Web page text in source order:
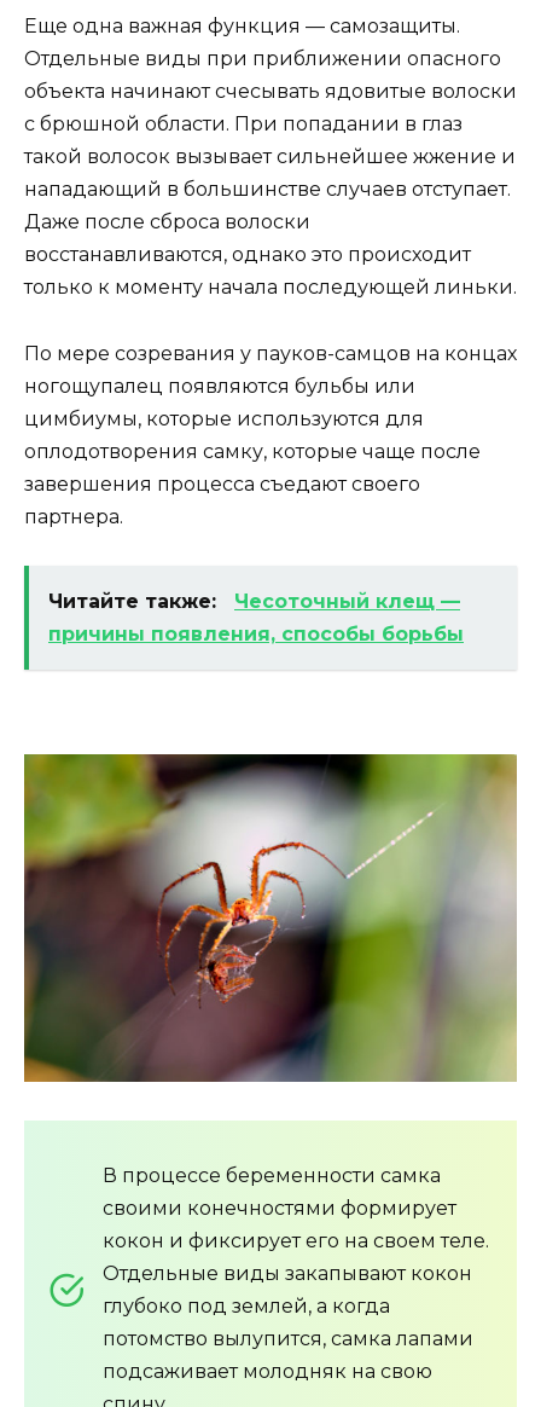
Еще одна важная функция — самозащиты.
Отдельные виды при приближении опасного
объекта начинают счесывать ядовитые волоски
с брюшной области. При попадании в глаз
такой волосок вызывает сильнейшее жжение и
нападающий в большинстве случаев отступает.
Даже после сброса волоски
восстанавливаются, однако это происходит
только к моменту начала последующей линьки.
По мере созревания у пауков-самцов на концах
ногощупалец появляются бульбы или
цимбиумы, которые используются для
оплодотворения самку, которые чаще после
завершения процесса съедают своего
партнера.
Читайте также:
Чесоточный клещ —
причины появления, способы борьбы
В процессе беременности самка
своими конечностями формирует
кокон и фиксирует его на своем теле.
Отдельные виды закапывают кокон
глубоко под землей, а когда
потомство вылупится, самка лапами
подсаживает молодняк на свою